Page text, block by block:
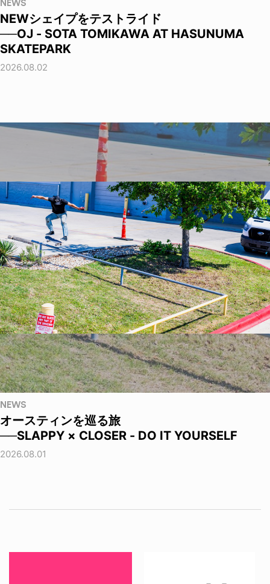
NEWS
NEWシェイプをテストライド
──OJ - SOTA TOMIKAWA AT HASUNUMA
SKATEPARK
2026.08.02
NEWS
オースティンを巡る旅
──SLAPPY × CLOSER - DO IT YOURSELF
2026.08.01